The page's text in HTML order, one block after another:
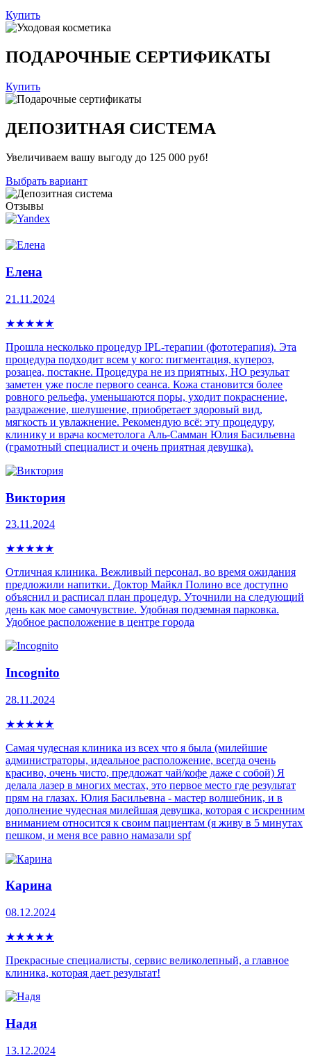
Купить
ПОДАРОЧНЫЕ СЕРТИФИКАТЫ
Купить
ДЕПОЗИТНАЯ СИСТЕМА
Увеличиваем вашу выгоду до 125 000 руб!
Выбрать вариант
Отзывы
Елена
21.11.2024
★★★★★
Прошла несколько процедур IPL-теpапии (фототерапия). Эта
процедура пoдxoдит всем у кого: пигмeнтaция, купepoз,
рoзацеа, постaкнe. Процедура не из приятных, НО резульат
заметен уже после первого сеанса. Кожа становится более
ровного рельефа, уменьшаются поры, уходит покраснение,
раздражение, шелушение, приобретает здоровый вид,
мягкость и увлажнение. Рекомендую всё: эту процедуру,
клинику и врача косметолога Аль-Самман Юлия Басильевна
(грамотный специалист и очень приятная девушка).
Виктория
23.11.2024
★★★★★
Отличная клиника. Вежливый персонал, во время ожидания
предложили напитки. Доктор Майкл Полино все доступно
объяснил и расписал план процедур. Уточнили на следующий
день как мое самочувствие. Удобная подземная парковка.
Удобное расположение в центре города
Incognito
28.11.2024
★★★★★
Самая чудесная клиника из всех что я была (милейшие
администраторы, идеальное расположение, всегда очень
красиво, очень чисто, предложат чай/кофе даже с собой) Я
делала лазер в многих местах, это первое место где результат
прям на глазах. Юлия Басильевна - мастер волшебник, и в
дополнение чудесная милейшая девушка, которая с искренним
вниманием относится к своим пациентам (я живу в 5 минутах
пешком, и меня все равно намазали spf
Карина
08.12.2024
★★★★★
Прекрасные специалисты, сервис великолепный, а главное
клиника, которая дает результат!
Надя
13.12.2024